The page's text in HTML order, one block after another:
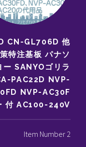
CN-GL706D 他
特注基板 パナソ
SANYOゴリラ
PAC22D NVP-
NVP-AC30F
付 AC100-240V
Item Number 2